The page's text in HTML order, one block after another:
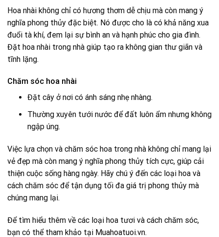
Hoa nhài không chỉ có hương thơm dễ chịu mà còn mang ý
nghĩa phong thủy đặc biệt. Nó được cho là có khả năng xua
đuổi tà khí, đem lại sự bình an và hạnh phúc cho gia đình.
Đặt hoa nhài trong nhà giúp tạo ra không gian thư giãn và
tĩnh lặng.
Chăm sóc hoa nhài
Đặt cây ở nơi có ánh sáng nhẹ nhàng.
Thường xuyên tưới nước để đất luôn ẩm nhưng không
ngập úng.
Việc lựa chọn và chăm sóc hoa trong nhà không chỉ mang lại
vẻ đẹp mà còn mang ý nghĩa phong thủy tích cực, giúp cải
thiện cuộc sống hàng ngày. Hãy chú ý đến các loại hoa và
cách chăm sóc để tận dụng tối đa giá trị phong thủy mà
chúng mang lại.
Để tìm hiểu thêm về các loại hoa tươi và cách chăm sóc,
bạn có thể tham khảo tại Muahoatuoi.vn.